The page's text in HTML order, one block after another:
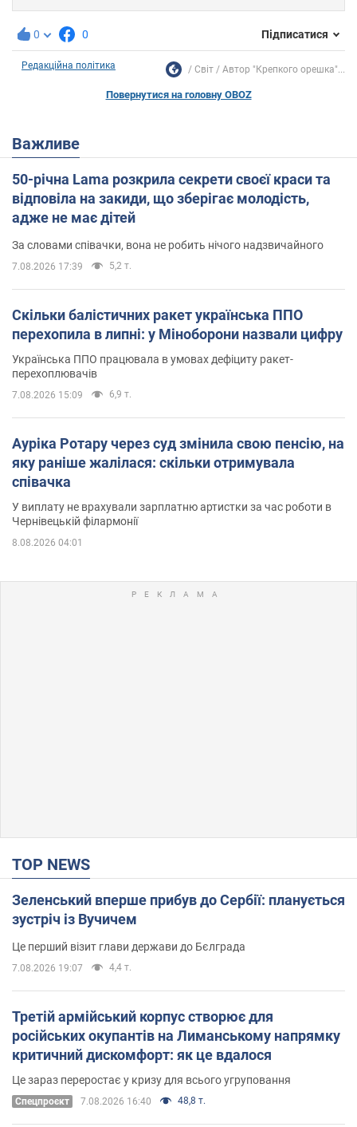
0 0 Підписатися
Редакційна політика Світ Автор "Крепкого орешка"...
Повернутися на головну OBOZ
Важливе
50-річна Lama розкрила секрети своєї краси та
відповіла на закиди, що зберігає молодість,
адже не має дітей
За словами співачки, вона не робить нічого надзвичайного
7.08.2026 17:39 5,2 т.
Скільки балістичних ракет українська ППО
перехопила в липні: у Міноборони назвали цифру
Українська ППО працювала в умовах дефіциту ракет-
перехоплювачів
7.08.2026 15:09 6,9 т.
Ауріка Ротару через суд змінила свою пенсію, на
яку раніше жалілася: скільки отримувала
співачка
У виплату не врахували зарплатню артистки за час роботи в
Чернівецькій філармонії
8.08.2026 04:01
TOP NEWS
Зеленський вперше прибув до Сербії: планується
зустріч із Вучичем
Це перший візит глави держави до Бєлграда
7.08.2026 19:07 4,4 т.
Третій армійський корпус створює для
російських окупантів на Лиманському напрямку
критичний дискомфорт: як це вдалося
Це зараз переростає у кризу для всього угруповання
Cпецпроєкт 7.08.2026 16:40 48,8 т.